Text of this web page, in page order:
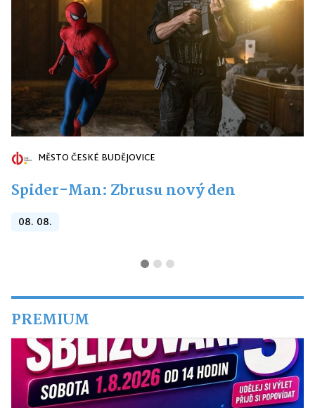
MĚSTO ČESKÉ BUDĚJOVICE
Spider-Man: Zbrusu nový den
08. 08.
PREMIUM